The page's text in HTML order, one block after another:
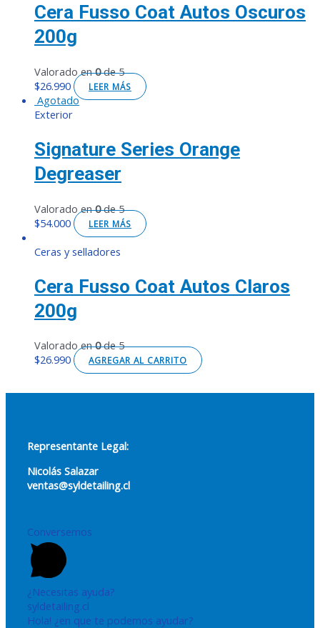
Cera Fusso Coat Autos Oscuros
200g
Valorado en0de 5
$26.990 LEER MÁS
Agotado
Exterior
Signature Series Orange
Degreaser
Valorado en0de 5
$54.000 LEER MÁS
Ceras y selladores
Cera Fusso Coat Autos Claros
200g
Valorado en0de 5
$26.990 AGREGAR AL CARRITO
Representante Legal:
Nicolás Salazar
ventas@syldetailing.cl
Conversemos
¿Necesitas ayuda?
syldetailing.cl
Hola! ¿en que te podemos ayudar?